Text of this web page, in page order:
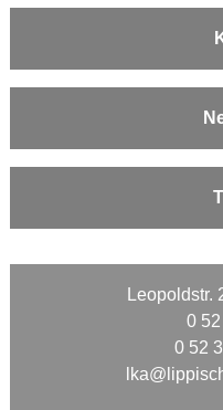
Leopoldstr.
0
0 52